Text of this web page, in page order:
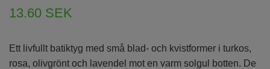
13.60 SEK
Ett livfullt batiktyg med små blad- och kvistformer i turkos,
rosa, olivgrönt och lavendel mot en varm solgul botten. De